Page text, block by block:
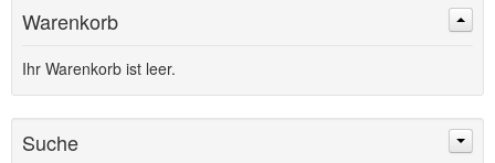
Warenkorb
Ihr Warenkorb ist leer.
Suche